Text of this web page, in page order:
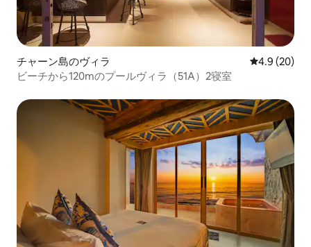
チャーン島のヴィラ レビュー20
4.9 (20)
ビーチから120mのプールヴィラ（51A）2寝室